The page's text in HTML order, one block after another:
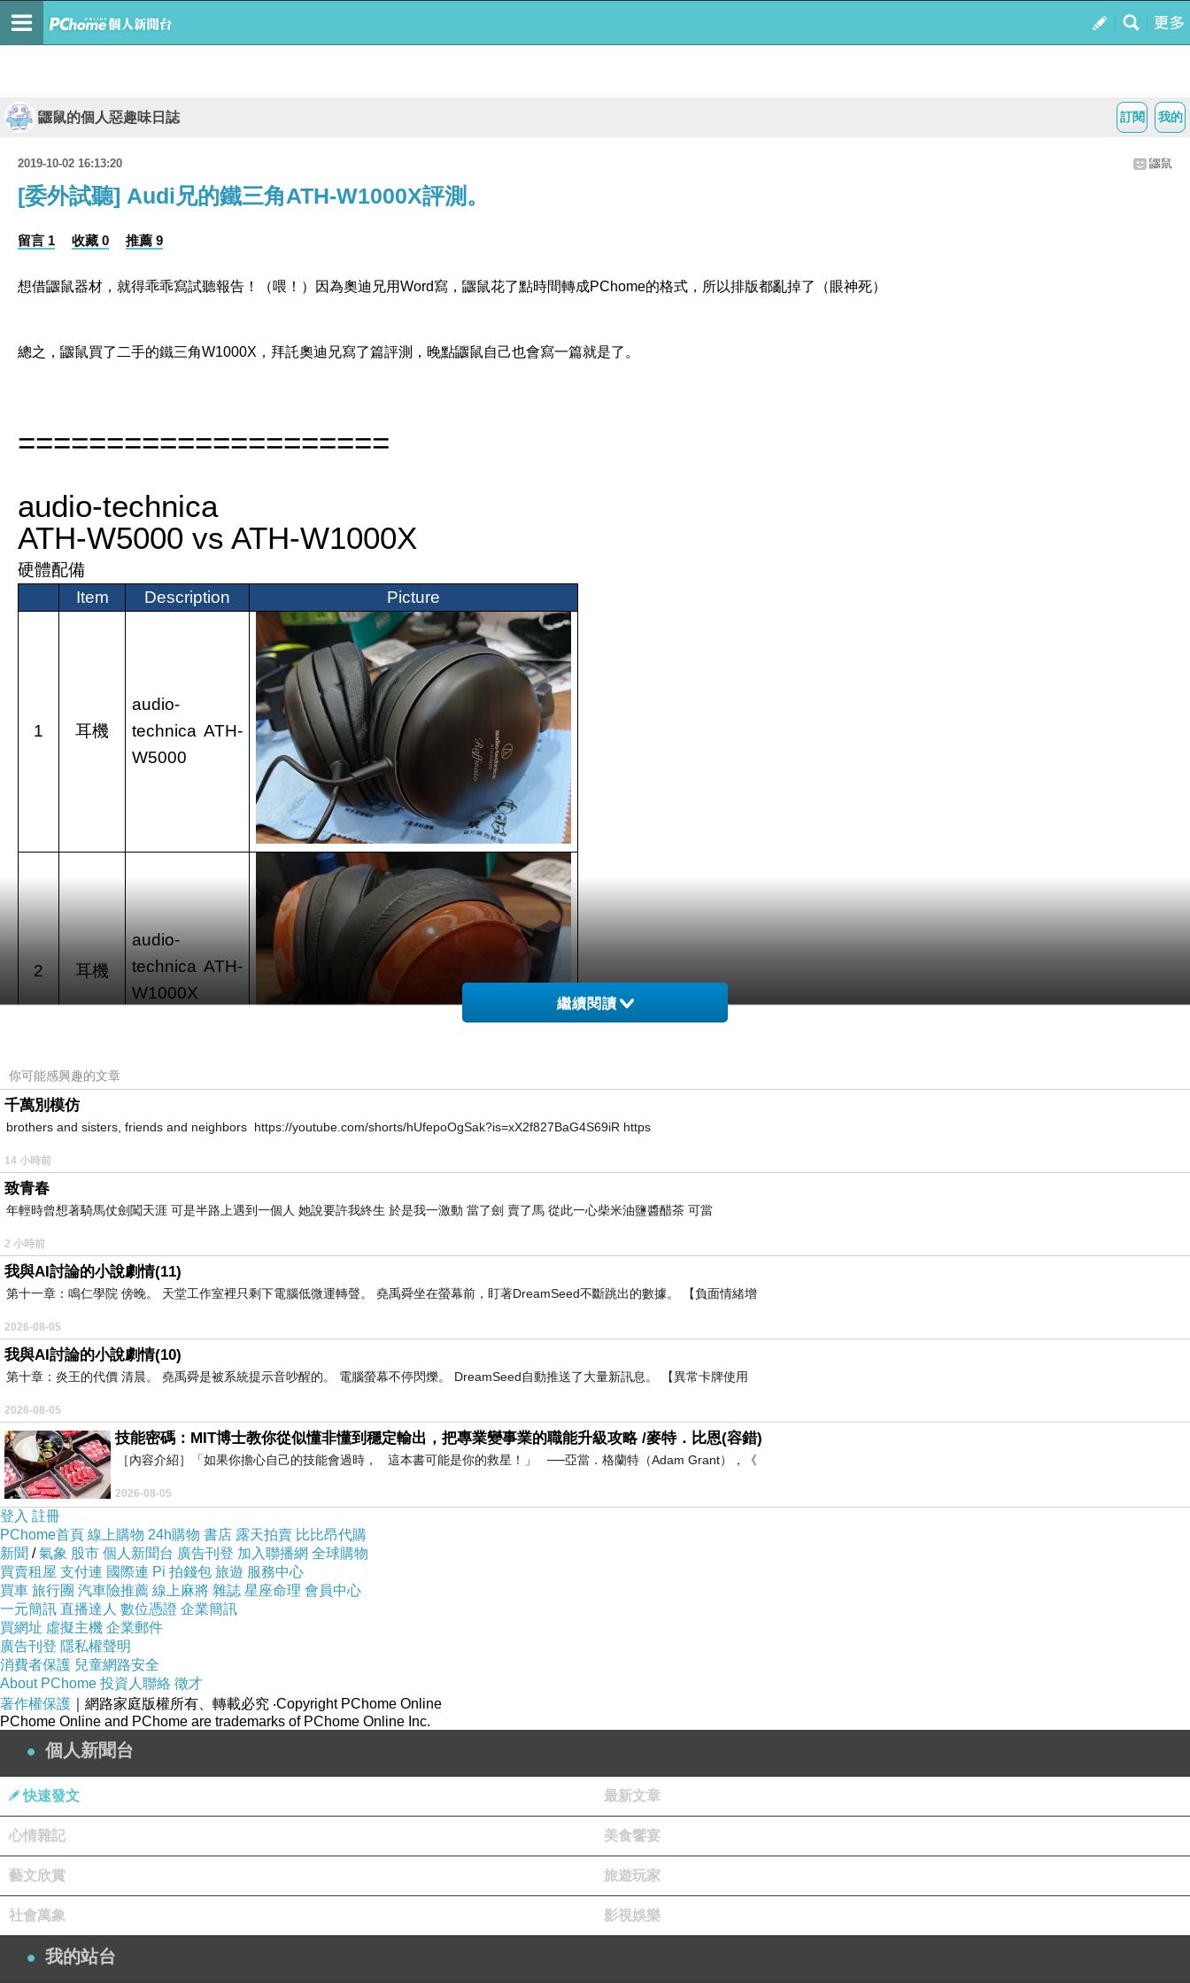
我的
訂閱
鼴鼠的個人惡趣味日誌
2019-10-02 16:13:20 鼴鼠
[委外試聽] Audi兄的鐵三角ATH-W1000X評測。
留言 1 收藏 0 推薦 9
想借鼴鼠器材，就得乖乖寫試聽報告！（喂！）因為奧迪兄用Word寫，鼴鼠花了點時間轉成PChome的格式，所以排版都亂掉了（眼神死）
總之，鼴鼠買了二手的鐵三角W1000X，拜託奧迪兄寫了篇評測，晚點鼴鼠自己也會寫一篇就是了。
=====================
audio-technica
ATH-W5000 vs ATH-W1000X
硬體配備
Item
Description Picture
1 耳機
audio-
technica ATH-
W5000
2 耳機
audio-
technica ATH-
W1000X
3
HA2002
4
USB
DAC
NorthStar
DAC32
5
RCA
訊號線
楚培慕嫻RCA
訊號線
6
USB
cable
kimber kable B
(Type A-B)
7
Power
繼續閱讀
你可能感興趣的文章
千萬別模仿
brothers and sisters, friends and neighbors https://youtube.com/shorts/hUfepoOgSak?is=xX2f827BaG4S69iR https
14 小時前
致青春
年輕時曾想著騎馬仗劍闖天涯 可是半路上遇到一個人 她說要許我終生 於是我一激動 當了劍 賣了馬 從此一心柴米油鹽醬醋茶 可當
2 小時前
我與AI討論的小說劇情(11)
第十一章：鳴仁學院 傍晚。 天堂工作室裡只剩下電腦低微運轉聲。 堯禹舜坐在螢幕前，盯著DreamSeed不斷跳出的數據。 【負面情緒增
2026-08-05
我與AI討論的小說劇情(10)
第十章：炎王的代價 清晨。 堯禹舜是被系統提示音吵醒的。 電腦螢幕不停閃爍。 DreamSeed自動推送了大量新訊息。 【異常卡牌使用
2026-08-05
技能密碼：MIT博士教你從似懂非懂到穩定輸出，把專業變事業的職能升級攻略 /麥特．比恩(容錯)
［內容介紹］「如果你擔心自己的技能會過時， 這本書可能是你的救星！」 ──亞當．格蘭特（Adam Grant），《
2026-08-05
登入 註冊
PChome首頁 線上購物 24h購物 書店 露天拍賣 比比昂代購
新聞 /氣象 股市 個人新聞台 廣告刊登 加入聯播網 全球購物
買賣租屋 支付連 國際連 Pi 拍錢包 旅遊 服務中心
買車 旅行團 汽車險推薦 線上麻將 雜誌 星座命理 會員中心
一元簡訊 直播達人 數位憑證 企業簡訊
買網址 虛擬主機 企業郵件
廣告刊登 隱私權聲明
消費者保護 兒童網路安全
About PChome 投資人聯絡 徵才
著作權保護 ｜網路家庭版權所有、轉載必究 ‧Copyright PChome Online
PChome Online and PChome are trademarks of PChome Online Inc.
個人新聞台
快速發文 最新文章
心情雜記 美食饗宴
藝文欣賞 旅遊玩家
社會萬象 影視娛樂
我的站台